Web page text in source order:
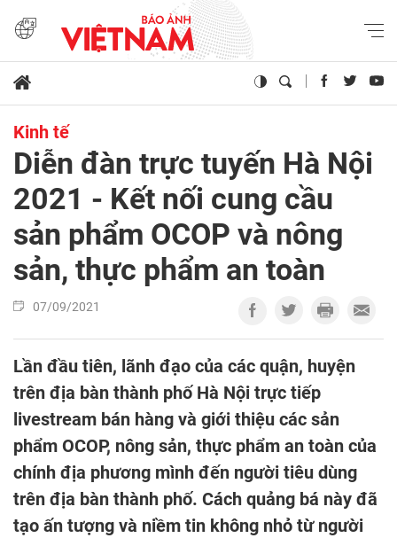
Kinh tế
Diễn đàn trực tuyến Hà Nội
2021 - Kết nối cung cầu
sản phẩm OCOP và nông
sản, thực phẩm an toàn
07/09/2021
Lần đầu tiên, lãnh đạo của các quận, huyện
trên địa bàn thành phố Hà Nội trực tiếp
livestream bán hàng và giới thiệu các sản
phẩm OCOP, nông sản, thực phẩm an toàn của
chính địa phương mình đến người tiêu dùng
trên địa bàn thành phố. Cách quảng bá này đã
tạo ấn tượng và niềm tin không nhỏ từ người